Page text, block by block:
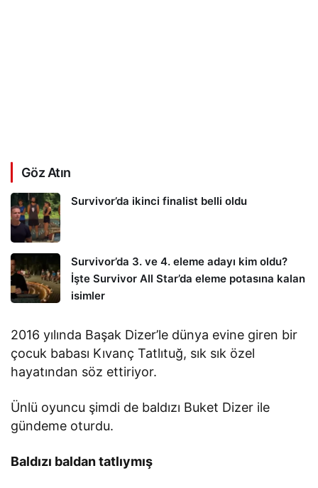
Göz Atın
Survivor’da ikinci finalist belli oldu
Survivor’da 3. ve 4. eleme adayı kim oldu?
İşte Survivor All Star’da eleme potasına kalan
isimler
2016 yılında Başak Dizer’le dünya evine giren bir
çocuk babası Kıvanç Tatlıtuğ, sık sık özel
hayatından söz ettiriyor.
Ünlü oyuncu şimdi de baldızı Buket Dizer ile
gündeme oturdu.
Baldızı baldan tatlıymış